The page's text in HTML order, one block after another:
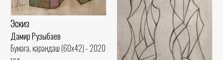
Эскиз
Дамир Рузыбаев
Бумага, карандаш (60x42) - 2020